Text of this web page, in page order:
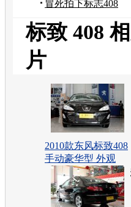
实拍图片
冒死拍下标志408
标致 408
片
2010款东风标致408
手动豪华型 外观